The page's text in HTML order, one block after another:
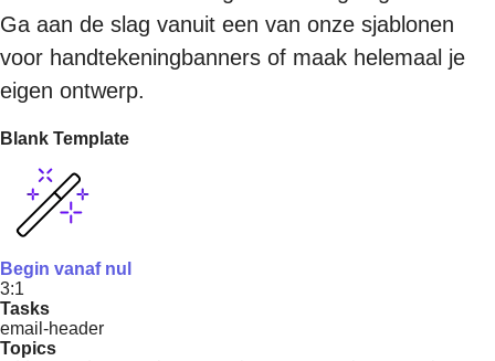
Ga aan de slag vanuit een van onze sjablonen
voor handtekeningbanners of maak helemaal je
eigen ontwerp.
Blank Template
Begin vanaf nul
3:1
Tasks
email-header
Topics